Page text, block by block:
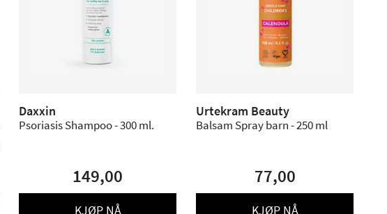
Daxxin
Psoriasis Shampoo - 300 ml.
149,00
KJØP NÅ
Urtekram Beauty
Balsam Spray barn - 250 ml
77,00
KJØP NÅ